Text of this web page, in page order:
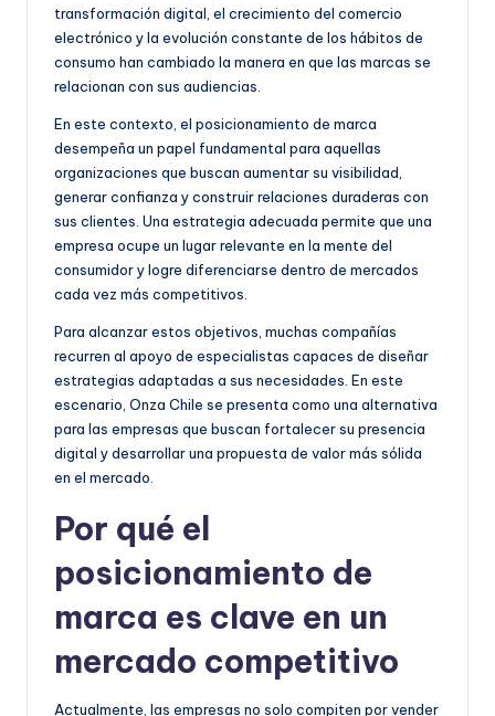
D
is
transformación digital, el crecimiento del comercio
electrónico y la evolución constante de los hábitos de
consumo han cambiado la manera en que las marcas se
relacionan con sus audiencias.
En este contexto, el posicionamiento de marca
desempeña un papel fundamental para aquellas
organizaciones que buscan aumentar su visibilidad,
generar confianza y construir relaciones duraderas con
sus clientes. Una estrategia adecuada permite que una
empresa ocupe un lugar relevante en la mente del
consumidor y logre diferenciarse dentro de mercados
cada vez más competitivos.
Para alcanzar estos objetivos, muchas compañías
recurren al apoyo de especialistas capaces de diseñar
estrategias adaptadas a sus necesidades. En este
escenario, Onza Chile se presenta como una alternativa
para las empresas que buscan fortalecer su presencia
digital y desarrollar una propuesta de valor más sólida
en el mercado.
Por qué el
posicionamiento de
marca es clave en un
mercado competitivo
Actualmente, las empresas no solo compiten por vender